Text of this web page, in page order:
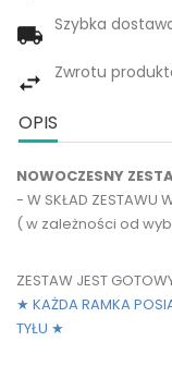
Szybka
Zwrotu
OPIS
NOWOCZESNY
- W SKŁAD ZESTAWU
( w zależności od
ZESTAW JEST
★ KAŻDA RAMKA
TYŁU ★